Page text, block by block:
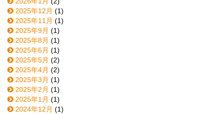
2025年12月 (1)
2025年11月 (1)
2025年9月 (1)
2025年8月 (1)
2025年6月 (1)
2025年5月 (2)
2025年4月 (2)
2025年3月 (1)
2025年2月 (1)
2025年1月 (1)
2024年12月 (1)